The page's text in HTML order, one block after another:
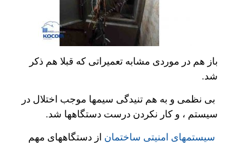
باز هم در موردی مشابه تعمیراتی که قبلا هم ذکر
شد.
بی نظمی و به هم تنیدگی سیمها موجب اختلال در
سیستم ، و کار نکردن درست دستگاهها شد.
سیستمهای امنیتی ساختمان از دستگاههای مهم